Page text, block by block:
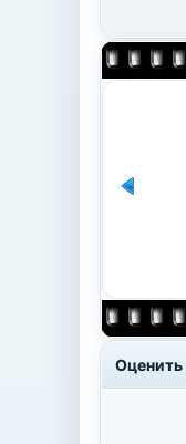
Оценить